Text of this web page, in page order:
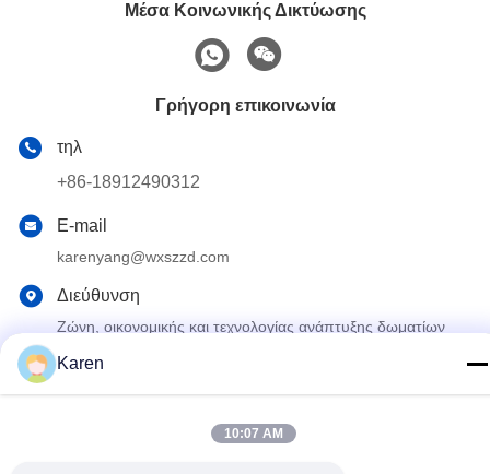
Μέσα Κοινωνικής Δικτύωσης
Γρήγορη επικοινωνία
τηλ
+86-18912490312
E-mail
karenyang@wxszzd.com
Διεύθυνση
Ζώνη, οικονομικής και τεχνολογίας ανάπτυξης δωματίων
Κίνα Καλό Ποιότητα Καυτή κόλλα λειωμένων μετάλλων PUR
Karen
10:07 AM